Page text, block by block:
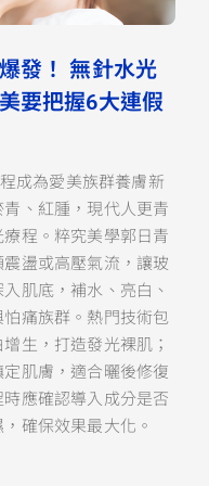
發！ 無針水光
要把握6大連假
成為愛美族群養膚新
、紅腫，現代人更青
程。粹究美學郭日青
盪或高壓氣流，讓玻
肌底，補水、亮白、
痛族群。熱門技術包
生，打造發光裸肌；
定肌膚，適合曬後修復
應確認導入成分是否
確保效果最大化。